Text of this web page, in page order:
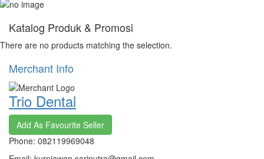
Katalog Produk & Promosi
There are no products matching the selection.
Merchant Info
Trio Dental
Add As Favourite Seller
Phone: 082119969048